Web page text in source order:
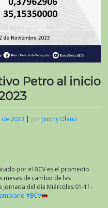
Petro al inicio
de 2023 | por Jimmy Olano
por el BCV es el promedio
mesas de cambio de las
jornada del día Miércoles 01-11-
#BCV